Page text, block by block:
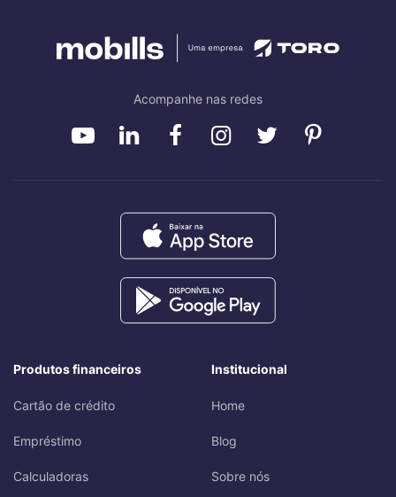
Acompanhe nas redes
Produtos financeiros
Cartão de crédito
Empréstimo
Calculadoras
Institucional
Home
Blog
Sobre nós